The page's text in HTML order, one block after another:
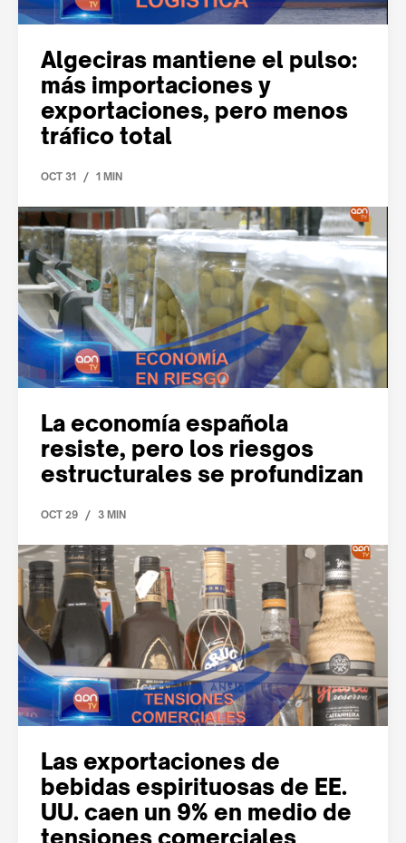
Algeciras mantiene el pulso:
más importaciones y
exportaciones, pero menos
tráfico total
OCT 31 / 1 MIN
La economía española
resiste, pero los riesgos
estructurales se profundizan
OCT 29 / 3 MIN
Las exportaciones de
bebidas espirituosas de EE.
UU. caen un 9% en medio de
tensiones comerciales